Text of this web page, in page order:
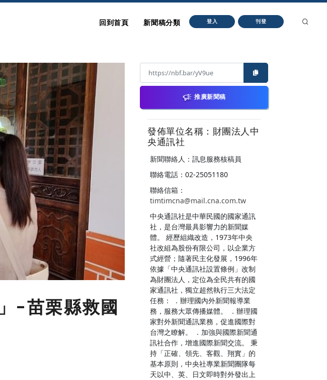
回到首頁 新聞稿分類 登入 刊登
-苗栗縣救國
推廣新聞稿
發佈單位名稱：財團法人中
央通訊社
新聞聯絡人：訊息服務核稿員
聯絡電話：02-25051180
聯絡信箱：
timtimcna@mail.cna.com.tw
中央通訊社是中華民國的國家通訊
社，是台灣最具影響力的新聞媒
體。 經歷組織改造，1973年中央
社改組為股份有限公司，以企業方
式經營；隨著民主化發展，1996年
依據「中央通訊社設置條例」改制
為財團法人，定位為全民共有的國
家通訊社，獨立超然執行三大法定
任務： ．辦理國內外新聞報導業
務，服務大眾傳播媒體。 ．辦理國
家對外新聞通訊業務，促進國際對
台灣之瞭解。 ．加強與國際新聞通
訊社合作，增進國際新聞交流。 秉
持「正確、領先、客觀、翔實」的
基本原則，中央社專業新聞團隊每
天以中、英、日文即時對外發出上